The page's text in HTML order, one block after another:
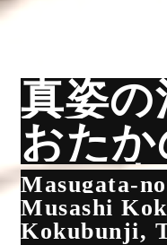
真姿の
おた
園・武
Masugata-
Musashi
Kokubunji,